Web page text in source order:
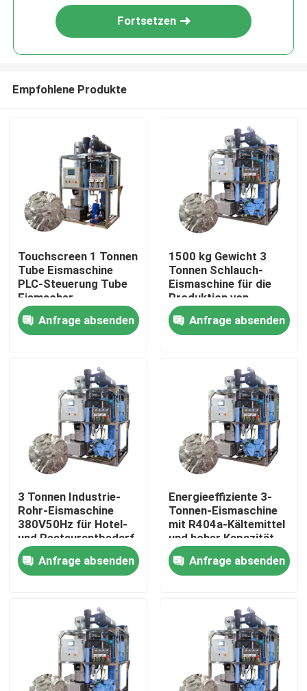
Zu Hause
Produkte
Über uns
Werksbesichtigung
Qualitätskontrolle
Kontakt mit uns
Röhreisenmaschine
große Kubik-Eismaschine
Fortsetzen
Empfohlene Produkte
Touchscreen 1 Tonnen
Tube Eismaschine
PLC-Steuerung Tube
Eismacher
automatisiert
Anfrage absenden
1500 kg Gewicht 3
Tonnen Schlauch-
Eismaschine für die
Produktion von
Lebensmittel-Eis in
Verkauf und Leistung
Anfrage absenden
3 Tonnen Industrie-
Rohr-Eismaschine
380V50Hz für Hotel-
und Restaurantbedarf
Anfrage absenden
Energieeffiziente 3-
Tonnen-Eismaschine
mit R404a-Kältemittel
und hoher Kapazität
Anfrage absenden